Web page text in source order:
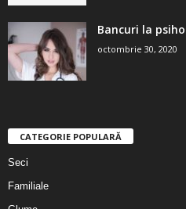
Bancuri la
octombrie 30, 2020
CATEGORIE POPULARĂ
Seci
Familiale